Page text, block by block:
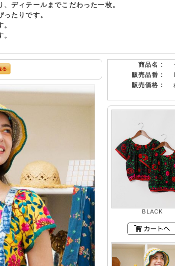
ディテールまでこだわった一枚。
たりです。
商品名 :
販売品番 :
販売価格 :
BLACK